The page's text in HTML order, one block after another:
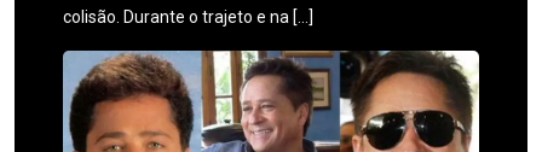
colisão. Durante o trajeto e na […]